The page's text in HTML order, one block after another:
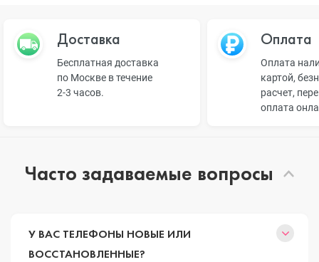
Доставка
Бесплатная доставка
по Москве в течение
2-3 часов.
Оплата
Оплата
картой,
расчет,
оплата
Часто задаваемые вопросы
У ВАС ТЕЛЕФОНЫ НОВЫЕ ИЛИ
ВОССТАНОВЛЕННЫЕ?